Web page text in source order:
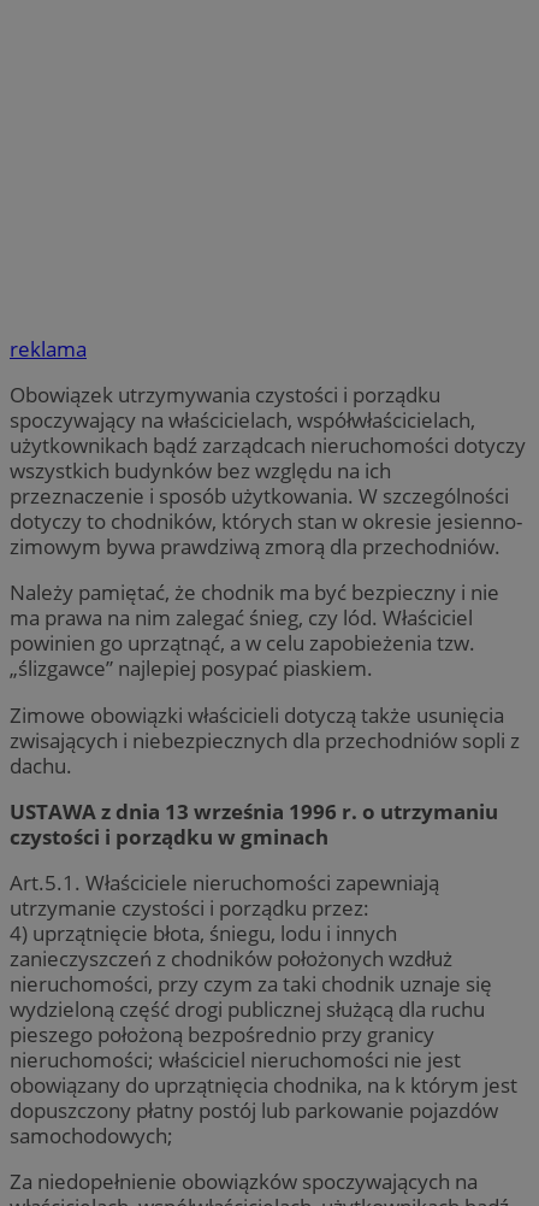
reklama
Obowiązek utrzymywania czystości i porządku
spoczywający na właścicielach, współwłaścicielach,
użytkownikach bądź zarządcach nieruchomości dotyczy
wszystkich budynków bez względu na ich
przeznaczenie i sposób użytkowania. W szczególności
dotyczy to chodników, których stan w okresie jesienno-
zimowym bywa prawdziwą zmorą dla przechodniów.
Należy pamiętać, że chodnik ma być bezpieczny i nie
ma prawa na nim zalegać śnieg, czy lód. Właściciel
powinien go uprzątnąć, a w celu zapobieżenia tzw.
„ślizgawce” najlepiej posypać piaskiem.
Zimowe obowiązki właścicieli dotyczą także usunięcia
zwisających i niebezpiecznych dla przechodniów sopli z
dachu.
USTAWA z dnia 13 września 1996 r. o utrzymaniu
czystości i porządku w gminach
Art.5.1. Właściciele nieruchomości zapewniają
utrzymanie czystości i porządku przez:
4) uprzątnięcie błota, śniegu, lodu i innych
zanieczyszczeń z chodników położonych wzdłuż
nieruchomości, przy czym za taki chodnik uznaje się
wydzieloną część drogi publicznej służącą dla ruchu
pieszego położoną bezpośrednio przy granicy
nieruchomości; właściciel nieruchomości nie jest
obowiązany do uprzątnięcia chodnika, na k którym jest
dopuszczony płatny postój lub parkowanie pojazdów
samochodowych;
Za niedopełnienie obowiązków spoczywających na